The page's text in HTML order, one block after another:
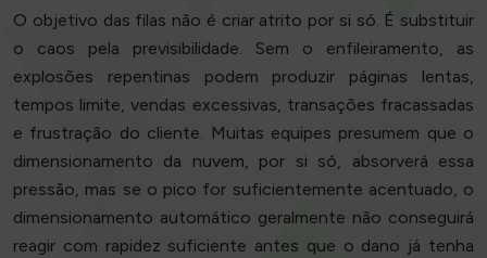
O objetivo das filas não é criar atrito por si só. É substituir
o caos pela previsibilidade. Sem o enfileiramento, as
explosões repentinas podem produzir páginas lentas,
tempos limite, vendas excessivas, transações fracassadas
e frustração do cliente. Muitas equipes presumem que o
dimensionamento da nuvem, por si só, absorverá essa
pressão, mas se o pico for suficientemente acentuado, o
dimensionamento automático geralmente não conseguirá
reagir com rapidez suficiente antes que o dano já tenha